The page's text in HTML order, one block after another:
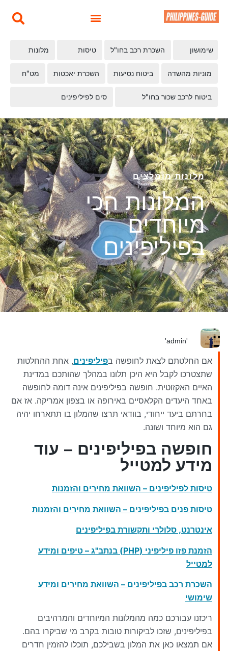
שימושון השכרת רכב בחו"ל טיסות מלונות
מוניות מהשדה ביטוח נסיעות השכרת יאכטות מט"ח
ביטוח לרכב שכור בחו"ל סים לפיליפינים
מלונות מומלצים
המלונות הכי
מיוחדים
בפיליפינים
'admin'
אם החלטתם לצאת לחופשה בפיליפינים, אחת ההחלטות
שתצטרכו לקבל היא היכן תלונו במהלך שהותכם במדינת
האיים האקזוטית. חופשה בפיליפינים אינה דומה לחופשה
באחד היעדים הקלאסיים באירופה או בצפון אמריקה. אז אם
בחרתם ביעד ייחודי, בוודאי תרצו שהמלון בו תתארחו יהיה
גם הוא מיוחד ושונה.
חופשה בפיליפינים – עוד
מידע למטייל
טיסות לפיליפינים – השוואת מחירים והזמנות
טיסות פנים בפיליפינים – השוואת מחירים והזמנות
אינטרנט, סלולרי ותקשורת בפיליפינים
הזמנת פזו פיליפיני (PHP) בנתב"ג – טיפים ומידע
למטייל
השכרת רכב בפיליפינים – השוואת מחירים ומידע
שימושי
ריכזנו עבורכם כמה מהמלונות המיוחדים והמרהיבים
בפיליפינים, שזכו לביקורות טובות בקרב מי שביקרו בהם.
אם תמצאו כאן את המלון בשבילכם, תוכלו להזמין חדרים